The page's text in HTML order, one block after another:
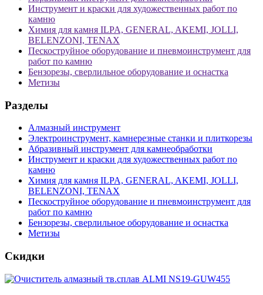
Инструмент и краски для художественных работ по
камню
Химия для камня ILPA, GENERAL, AKEMI, JOLLI,
BELENZONI, TENAX
Пескоструйное оборудование и пневмоинструмент для
работ по камню
Бензорезы, сверлильное оборудование и оснастка
Метизы
Разделы
Алмазный инструмент
Электроинструмент, камнерезные станки и плиткорезы
Абразивный инструмент для камнеобработки
Инструмент и краски для художественных работ по
камню
Химия для камня ILPA, GENERAL, AKEMI, JOLLI,
BELENZONI, TENAX
Пескоструйное оборудование и пневмоинструмент для
работ по камню
Бензорезы, сверлильное оборудование и оснастка
Метизы
Скидки